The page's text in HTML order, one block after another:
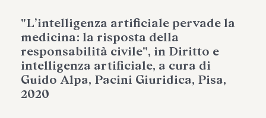
Fondazione Torlonia inaugura la
mostra Marmora Romana
Chiomenti
"L’intelligenza artificiale pervade la
medicina: la risposta della
responsabilità civile", in Diritto e
intelligenza artificiale, a cura di
Guido Alpa, Pacini Giuridica, Pisa,
2020